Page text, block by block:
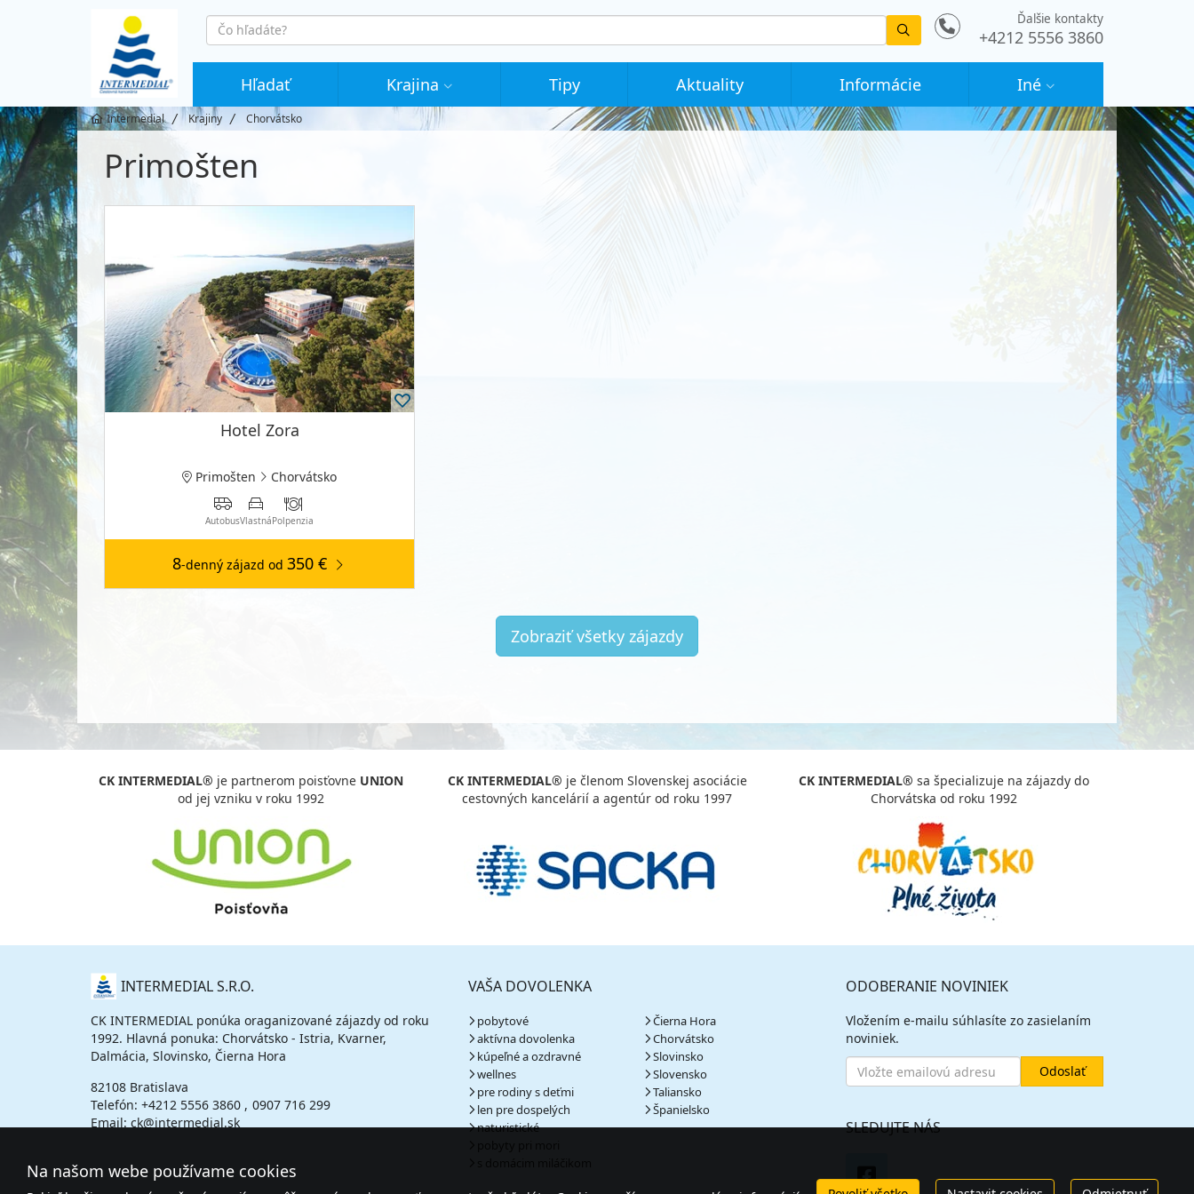
co
hledáte
Vyhledat
Ďalšie kontakty
+4212 5556 3860
Hľadať Krajina Tipy Aktuality Informácie Iné
Intermedial Krajiny Chorvátsko
Primošten
Hotel Zora
Primošten Chorvátsko
AutobusVlastnáPolpenzia
8-denný zájazd od350 €
Zobraziť všetky zájazdy
CK INTERMEDIAL® je partnerom poisťovne UNION
od jej vzniku v roku 1992
CK INTERMEDIAL® je členom Slovenskej asociácie
cestovných kancelárií a agentúr od roku 1997
CK INTERMEDIAL® sa špecializuje na zájazdy do
Chorvátska od roku 1992
O
NÁS INTERMEDIAL S.R.O.
CK INTERMEDIAL ponúka oraganizované zájazdy od roku
1992. Hlavná ponuka: Chorvátsko - Istria, Kvarner,
Dalmácia, Slovinsko, Čierna Hora
82108 Bratislava
Telefón: +4212 5556 3860
0907 716 299
Email: ck@intermedial.sk
VAŠA DOVOLENKA
pobytové
aktívna dovolenka
kúpeľné a ozdravné
wellnes
pre rodiny s deťmi
len pre dospelých
naturistické
Čierna Hora
Chorvátsko
Slovinsko
Slovensko
Taliansko
Španielsko
ODOBERANIE NOVINIEK
Vložením e-mailu súhlasíte zo zasielaním
noviniek.
SLEDUJTE NÁS
Na našom webe používame cookies